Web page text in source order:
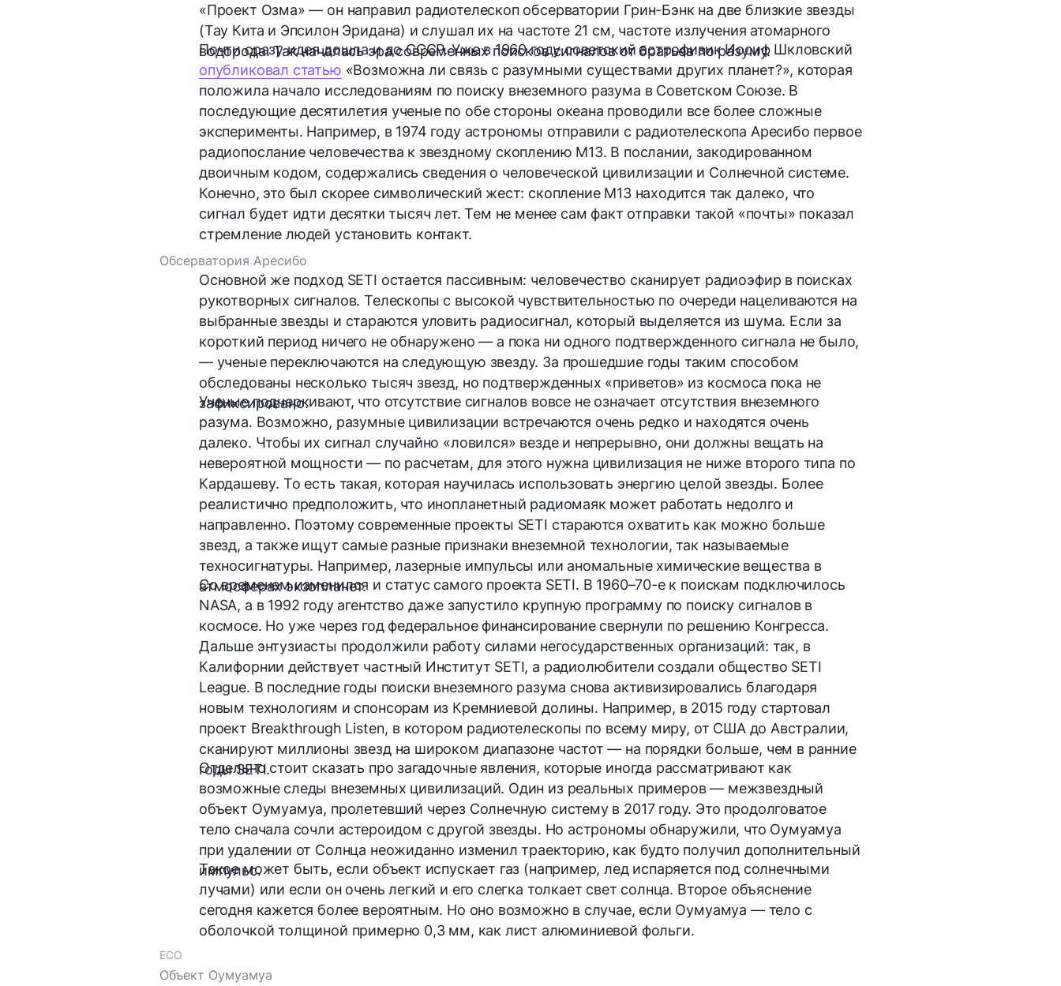
«Проект Озма» — он направил радиотелескоп обсерватории Грин-Бэнк на две близкие звезды
(Тау Кита и Эпсилон Эридана) и слушал их на частоте 21 см, частоте излучения атомарного
водорода. Так началась эра современных поисков сигналов от братьев по разуму.
Почти сразу идея дошла и до СССР. Уже в 1960 году советский астрофизик Иосиф Шкловский
опубликовал статью «Возможна ли связь с разумными существами других планет?», которая
положила начало исследованиям по поиску внеземного разума в Советском Союзе. В
последующие десятилетия ученые по обе стороны океана проводили все более сложные
эксперименты. Например, в 1974 году астрономы отправили с радиотелескопа Аресибо первое
радиопослание человечества к звездному скоплению M13. В послании, закодированном
двоичным кодом, содержались сведения о человеческой цивилизации и Солнечной системе.
Конечно, это был скорее символический жест: скопление M13 находится так далеко, что
сигнал будет идти десятки тысяч лет. Тем не менее сам факт отправки такой «почты» показал
стремление людей установить контакт.
Обсерватория Аресибо
Основной же подход SETI остается пассивным: человечество сканирует радиоэфир в поисках
рукотворных сигналов. Телескопы с высокой чувствительностью по очереди нацеливаются на
выбранные звезды и стараются уловить радиосигнал, который выделяется из шума. Если за
короткий период ничего не обнаружено — а пока ни одного подтвержденного сигнала не было,
— ученые переключаются на следующую звезду. За прошедшие годы таким способом
обследованы несколько тысяч звезд, но подтвержденных «приветов» из космоса пока не
зафиксировано.
Ученые подчеркивают, что отсутствие сигналов вовсе не означает отсутствия внеземного
разума. Возможно, разумные цивилизации встречаются очень редко и находятся очень
далеко. Чтобы их сигнал случайно «ловился» везде и непрерывно, они должны вещать на
невероятной мощности — по расчетам, для этого нужна цивилизация не ниже второго типа по
Кардашеву. То есть такая, которая научилась использовать энергию целой звезды. Более
реалистично предположить, что инопланетный радиомаяк может работать недолго и
направленно. Поэтому современные проекты SETI стараются охватить как можно больше
звезд, а также ищут самые разные признаки внеземной технологии, так называемые
техносигнатуры. Например, лазерные импульсы или аномальные химические вещества в
атмосферах экзопланет.
Со временем изменился и статус самого проекта SETI. В 1960–70-е к поискам подключилось
NASA, а в 1992 году агентство даже запустило крупную программу по поиску сигналов в
космосе. Но уже через год федеральное финансирование свернули по решению Конгресса.
Дальше энтузиасты продолжили работу силами негосударственных организаций: так, в
Калифорнии действует частный Институт SETI, а радиолюбители создали общество SETI
League. В последние годы поиски внеземного разума снова активизировались благодаря
новым технологиям и спонсорам из Кремниевой долины. Например, в 2015 году стартовал
проект Breakthrough Listen, в котором радиотелескопы по всему миру, от США до Австралии,
сканируют миллионы звезд на широком диапазоне частот — на порядки больше, чем в ранние
годы SETI.
Отдельно стоит сказать про загадочные явления, которые иногда рассматривают как
возможные следы внеземных цивилизаций. Один из реальных примеров — межзвездный
объект Оумуамуа, пролетевший через Солнечную систему в 2017 году. Это продолговатое
тело сначала сочли астероидом с другой звезды. Но астрономы обнаружили, что Оумуамуа
при удалении от Солнца неожиданно изменил траекторию, как будто получил дополнительный
импульс.
Такое может быть, если объект испускает газ (например, лед испаряется под солнечными
лучами) или если он очень легкий и его слегка толкает свет солнца. Второе объяснение
сегодня кажется более вероятным. Но оно возможно в случае, если Оумуамуа — тело с
оболочкой толщиной примерно 0,3 мм, как лист алюминиевой фольги.
ECO
Объект Оумуамуа